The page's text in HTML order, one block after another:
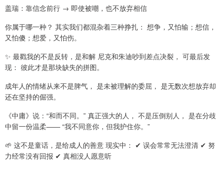
盖瑞：靠信念前行 → 即使被嘲，也不放弃相信
你属于哪一种？ 其实我们都混杂着三种挣扎： 想争，又怕输；想信，
又怕傻；想爱，又怕伤。
✨ 最戳我的不是反转，是和解 尼克和朱迪吵到差点决裂， 可最后发
现： 彼此才是那块缺失的拼图。
成年人的情绪从来不是脾气， 是未被理解的委屈， 是无数次想放弃却
还在坚持的倔强。
《中庸》说：“和而不同。” 真正强大的人， 不是压倒别人， 是在分歧
中留一份温柔—— “我不同意你，但我护住你。”
🌱 这不是童话，是给成人的善意 现实中： ✔ 误会常常无法澄清 ✔ 努
力经常没有回报 ✔ 真相没人愿意听